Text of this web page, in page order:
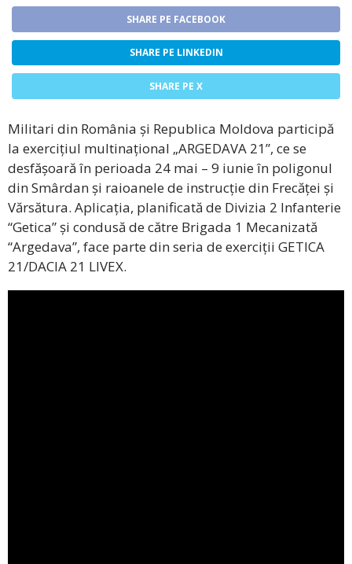
SHARE PE FACEBOOK
SHARE PE LINKEDIN
SHARE PE X
Militari din România și Republica Moldova participă
la exercițiul multinațional „ARGEDAVA 21”, ce se
desfășoară în perioada 24 mai – 9 iunie în poligonul
din Smârdan și raioanele de instrucție din Frecăței și
Vărsătura. Aplicația, planificată de Divizia 2 Infanterie
“Getica” și condusă de către Brigada 1 Mecanizată
“Argedava”, face parte din seria de exerciții GETICA
21/DACIA 21 LIVEX.